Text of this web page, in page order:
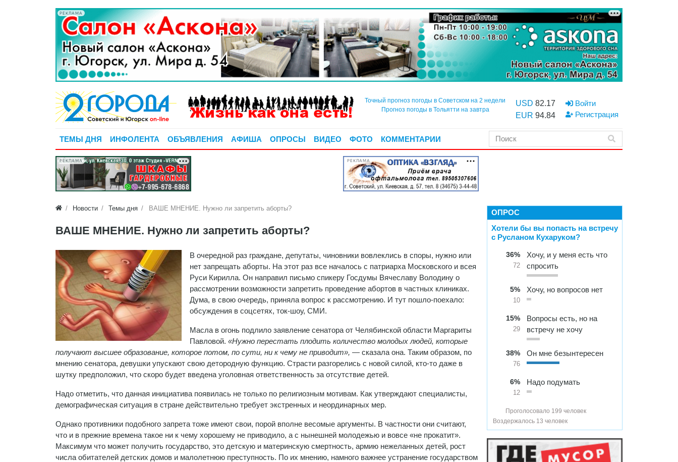
РЕКЛАМА
Точный прогноз погоды в Советском на 2 недели
Прогноз погоды в Тольятти на завтра
USD 82.17
EUR 94.84
Войти
Регистрация
ТЕМЫ ДНЯ ИНФОЛЕНТА ОБЪЯВЛЕНИЯ АФИША ОПРОСЫ ВИДЕО ФОТО КОММЕНТАРИИ
РЕКЛАМА РЕКЛАМА
Новости Темы дня ВАШЕ МНЕНИЕ. Нужно ли запретить аборты?
ВАШЕ МНЕНИЕ. Нужно ли запретить аборты?
В очередной раз граждане, депутаты, чиновники вовлеклись в споры, нужно или
нет запрещать аборты. На этот раз все началось с патриарха Московского и всея
Руси Кирилла. Он направил письмо спикеру Госдумы Вячеславу Володину о
рассмотрении возможности запретить проведение абортов в частных клиниках.
Дума, в свою очередь, приняла вопрос к рассмотрению. И тут пошло-поехало:
обсуждения в соцсетях, ток-шоу, СМИ.
Масла в огонь подлило заявление сенатора от Челябинской области Маргариты
Павловой. «Нужно перестать плодить количество молодых людей, которые
получают высшее образование, которое потом, по сути, ни к чему не приводит», — сказала она. Таким образом, по
мнению сенатора, девушки упускают свою детородную функцию. Страсти разгорелись с новой силой, кто-то даже в
шутку предположил, что скоро будет введена уголовная ответственность за отсутствие детей.
Надо отметить, что данная инициатива появилась не только по религиозным мотивам. Как утверждают специалисты,
демографическая ситуация в стране действительно требует экстренных и неординарных мер.
Однако противники подобного запрета тоже имеют свои, порой вполне весомые аргументы. В частности они считают,
что и в прежние времена такое ни к чему хорошему не приводило, а с нынешней молодежью и вовсе «не прокатит».
Максимум что может получить государство, это детскую и материнскую смертность, армию нежеланных детей, рост
числа обитателей детских домов и малолетнюю преступность. По их мнению, намного важнее устранение государством
ОПРОС
Хотели бы вы попасть на встречу
с Русланом Кухаруком?
36%
72
Хочу, и у меня есть что
спросить
5%
10
Хочу, но вопросов нет
15%
29
Вопросы есть, но на
встречу не хочу
38%
76
Он мне безынтересен
6%
12
Надо подумать
Проголосовало 199 человек
Воздержалось 13 человек